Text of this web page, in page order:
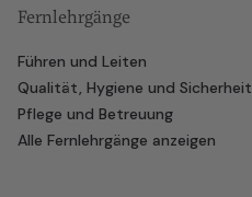
Fernlehrgänge
Führen und Leiten
Qualität, Hygiene und Sicherheit
Pflege und Betreuung
Alle Fernlehrgänge anzeigen